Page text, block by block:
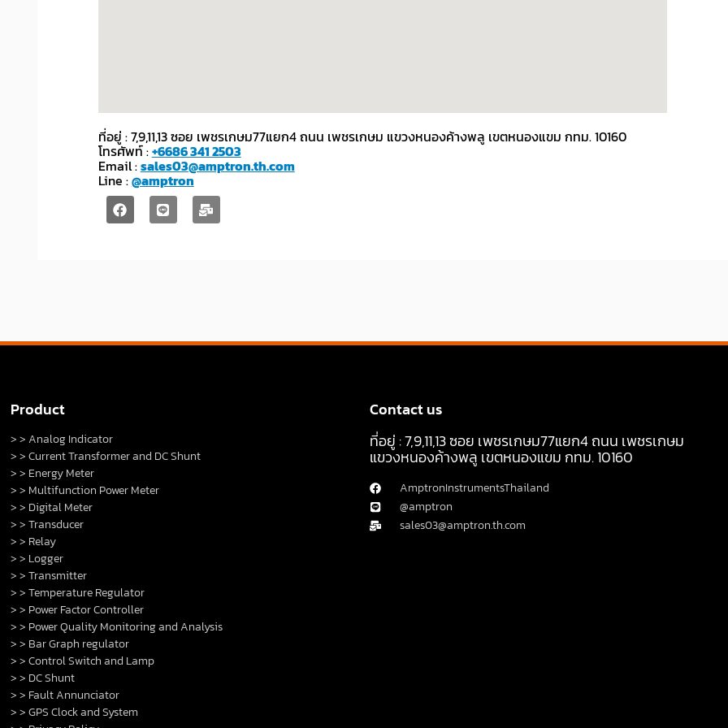
ที่อยู่ : 7,9,11,13 ซอย เพชรเกษม77แยก4 ถนน เพชรเกษม แขวงหนองค้างพลู เขตหนองแขม กทม. 10160
โทรศัพท์ :+6686 341 2503
Email :sales03@amptron.th.com
Line :@amptron
Product
> > Analog Indicator
> > Current Transformer and DC Shunt
> > Energy Meter
> > Multifunction Power Meter
> > Digital Meter
> > Transducer
> > Relay
> > Logger
> > Transmitter
> > Temperature Regulator
> > Power Factor Controller
> > Power Quality Monitoring and Analysis
> > Bar Graph regulator
> > Control Switch and Lamp
> > DC Shunt
> > Fault Annunciator
> > GPS Clock and System
Contact us
ที่อยู่ : 7,9,11,13 ซอย เพชรเกษม77แยก4 ถนน เพชรเกษม
แขวงหนองค้างพลู เขตหนองแขม กทม. 10160
AmptronInstrumentsThailand
@amptron
sales03@amptron.th.com